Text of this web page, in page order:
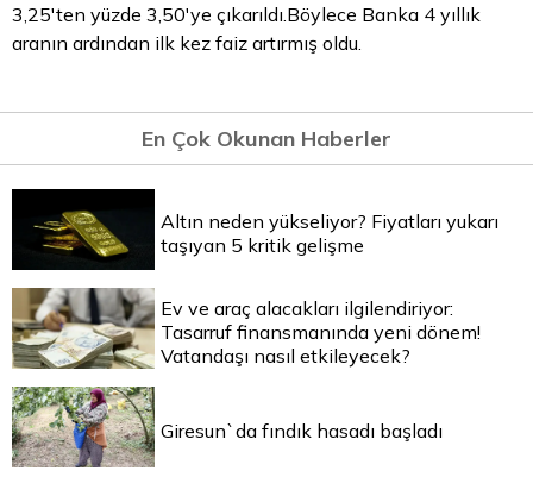
3,25'ten yüzde 3,50'ye çıkarıldı.Böylece Banka 4 yıllık
aranın ardından ilk kez faiz artırmış oldu.
En Çok Okunan Haberler
Altın neden yükseliyor? Fiyatları yukarı
taşıyan 5 kritik gelişme
Ev ve araç alacakları ilgilendiriyor:
Tasarruf finansmanında yeni dönem!
Vatandaşı nasıl etkileyecek?
Giresun`da fındık hasadı başladı